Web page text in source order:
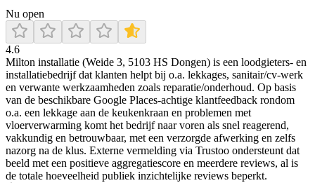
Nu open
4.6
Milton installatie (Weide 3, 5103 HS Dongen) is een loodgieters- en
installatiebedrijf dat klanten helpt bij o.a. lekkages, sanitair/cv-werk
en verwante werkzaamheden zoals reparatie/onderhoud. Op basis
van de beschikbare Google Places-achtige klantfeedback rondom
o.a. een lekkage aan de keukenkraan en problemen met
vloerverwarming komt het bedrijf naar voren als snel reagerend,
vakkundig en betrouwbaar, met een verzorgde afwerking en zelfs
nazorg na de klus. Externe vermelding via Trustoo ondersteunt dat
beeld met een positieve aggregatiescore en meerdere reviews, al is
de totale hoeveelheid publiek inzichtelijke reviews beperkt.